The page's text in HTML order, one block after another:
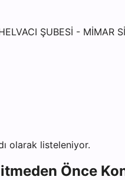
ŞUBESİ - MİMAR
olarak listeleniyor.
Önce